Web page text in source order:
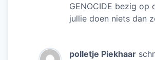
GENOCIDE bezig op
jullie doen niets dan
polletje Piekhaar